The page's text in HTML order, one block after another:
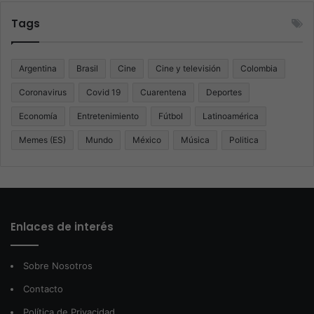
Tags
Argentina Brasil Cine Cine y televisión Colombia
Coronavirus Covid 19 Cuarentena Deportes
Economía Entretenimiento Fútbol Latinoamérica
Memes (ES) Mundo México Música Politica
Enlaces de interés
Sobre Nosotros
Contacto
Política de Privacidad